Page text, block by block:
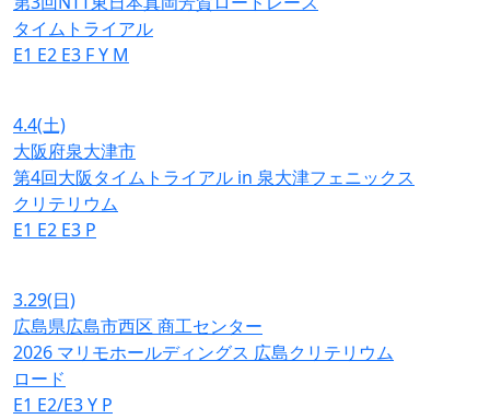
タイムトライアル
E1 E2 E3 FY M
4.4(土)
大阪府泉大津市
第4回大阪タイムトライアル in 泉大津フェニックス
クリテリウム
E1 E2 E3 P
3.29(日)
広島県広島市西区 商工センター
2026 マリモホールディングス 広島クリテリウム
ロード
E1 E2/E3Y P